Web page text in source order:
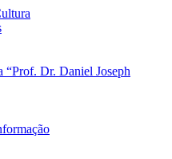
“Prof. Dr. Daniel Joseph